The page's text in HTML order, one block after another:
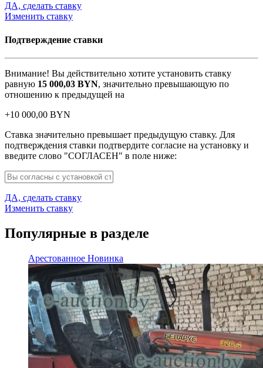
ДА, сделать ставку
Изменить ставку
Подтверждение ставки
Внимание! Вы действительно хотите установить ставку
равную 15 000,03 BYN, значительно превышающую по
отношению к предыдущей на
+10 000,00 BYN
Ставка значительно превышает предыдущую ставку. Для
подтверждения ставки подтвердите согласие на установку и
введите слово "СОГЛАСЕН" в поле ниже:
ДА, сделать ставку
Изменить ставку
Популярные в разделе
Арестованное Новинка